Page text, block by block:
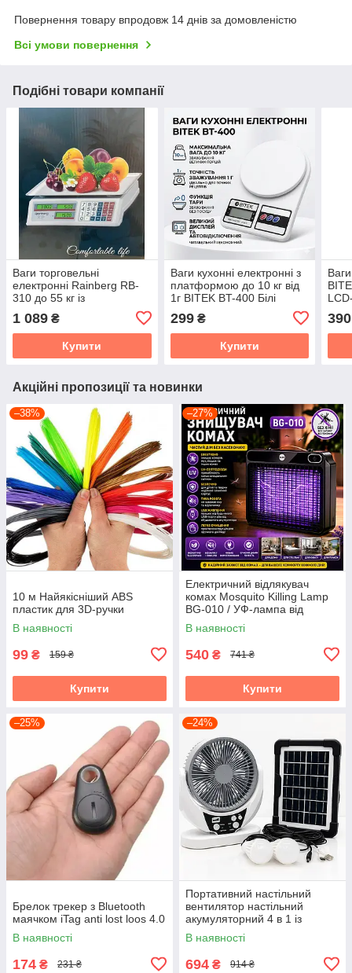
Повернення товару впродовж 14 днів за домовленістю
Всі умови повернення
Подібні товари компанії
Ваги торговельні
електронні Rainberg RB-
310 до 55 кг із
1 089 ₴
Купити
Ваги кухонні електронні з
платформою до 10 кг від
1г BITEK BT-400 Білі
299₴
Купити
390
Акційні пропозиції та новинки
–38%
10 м Найякісніший ABS
пластик для 3D-ручки
В наявності
99 ₴ 159 ₴
Купити
–27%
Електричний відлякувач
комах Mosquito Killing Lamp
BG-010 / УФ-лампа від
комарів 360° USB / Настінний
знищувач комах
В наявності
540 ₴ 741 ₴
Купити
–25%
Брелок трекер з Bluetooth
маячком iTag anti lost loos 4.0
В наявності
174 ₴ 231 ₴
–24%
Портативний настільний
вентилятор настільний
акумуляторний 4 в 1 із
сонячною панеллю для
кемпінгу та дому
В наявності
694 ₴ 914 ₴